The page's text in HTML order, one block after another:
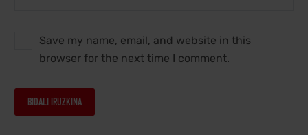
Save my name, email, and website in this
browser for the next time I comment.
BIDALI IRUZKINA